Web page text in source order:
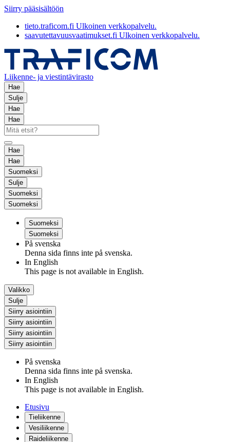
Siirry pääsisältöön
tieto.traficom.fi Ulkoinen verkkopalvelu.
saavutettavuusvaatimukset.fi Ulkoinen verkkopalvelu.
Liikenne- ja viestintävirasto
Hae
Sulje
Hae
Hae
Hae
Hae
Suomeksi
Sulje
Suomeksi
Suomeksi
Suomeksi
Suomeksi
På svenska
Denna sida finns inte på svenska.
In English
This page is not available in English.
Valikko
Sulje
Siirry asiointiin
Siirry asiointiin
Siirry asiointiin
Siirry asiointiin
På svenska
Denna sida finns inte på svenska.
In English
This page is not available in English.
Etusivu
Tieliikenne
Vesiliikenne
Raideliikenne